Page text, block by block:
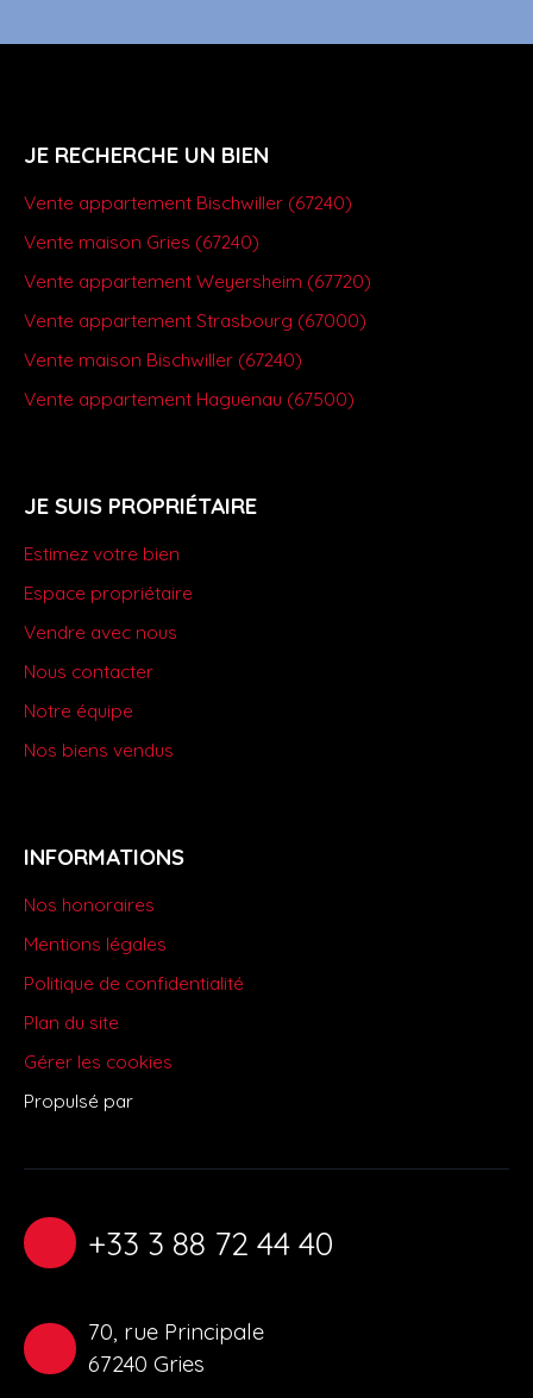
JE RECHERCHE UN BIEN
Vente appartement Bischwiller (67240)
Vente maison Gries (67240)
Vente appartement Weyersheim (67720)
Vente appartement Strasbourg (67000)
Vente maison Bischwiller (67240)
Vente appartement Haguenau (67500)
JE SUIS PROPRIÉTAIRE
Estimez votre bien
Espace propriétaire
Vendre avec nous
Nous contacter
Notre équipe
Nos biens vendus
INFORMATIONS
Nos honoraires
Mentions légales
Politique de confidentialité
Plan du site
Gérer les cookies
Propulsé par
+33 3 88 72 44 40
70, rue Principale
67240 Gries